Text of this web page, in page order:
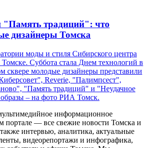
"Память традиций": что
дизайнеры Томска
моды и стиля Сибирского центра
Томске. Суббота стала Днем технологий в
сквере молодые дизайнеры представили
Reverie, "Палимпсест",
"Память традиций" и "Неудачное
– на фото РИА Томск.
информационное
портале — все свежие новости Томска и
интервью, аналитика, актуальные
видеорепортажи и инфографика,